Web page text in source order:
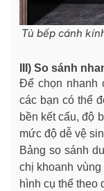
Tủ bếp cánh
III) So sánh
Để chọn nhanh
các bạn có thể
bền kết cấu, độ
mức độ dễ vệ
Bảng so sánh
chị khoanh
hình cụ thể theo